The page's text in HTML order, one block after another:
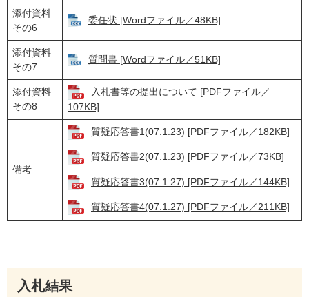
添付資料
その6
委任状 [Wordファイル／48KB]
添付資料
その7
質問書 [Wordファイル／51KB]
添付資料
その8
入札書等の提出について [PDFファイル／
107KB]
備考
質疑応答書1(07.1.23) [PDFファイル／182KB]
質疑応答書2(07.1.23) [PDFファイル／73KB]
質疑応答書3(07.1.27) [PDFファイル／144KB]
質疑応答書4(07.1.27) [PDFファイル／211KB]
入札結果